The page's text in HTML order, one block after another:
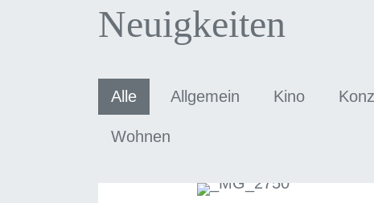
Neuigkeiten
Alle Allgemein Kino
Wohnen